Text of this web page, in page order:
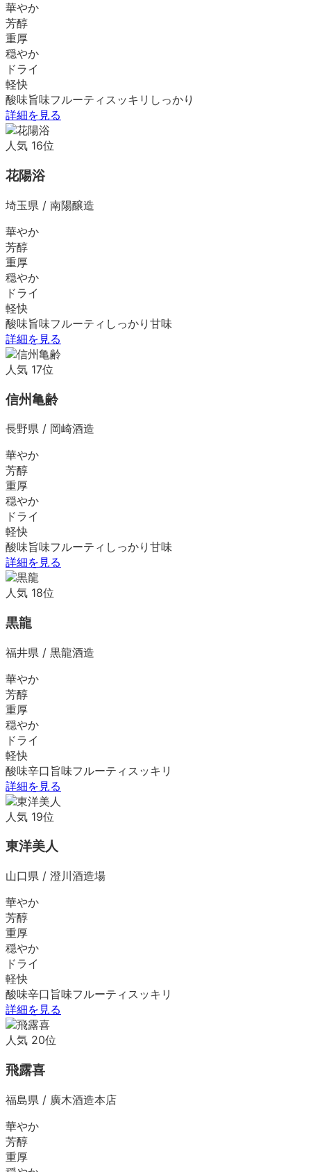
華やか
芳醇
重厚
穏やか
ドライ
軽快
酸味旨味フルーティ スッキリ しっかり
詳細を見る
人気 16位
花陽浴
埼玉県 / 南陽醸造
華やか
芳醇
重厚
穏やか
ドライ
軽快
酸味旨味フルーティ しっかり 甘味
詳細を見る
人気 17位
信州亀齢
長野県 / 岡崎酒造
華やか
芳醇
重厚
穏やか
ドライ
軽快
酸味旨味フルーティ しっかり 甘味
詳細を見る
人気 18位
黒龍
福井県 / 黒龍酒造
華やか
芳醇
重厚
穏やか
ドライ
軽快
酸味辛口 旨味フルーティ スッキリ
詳細を見る
人気 19位
東洋美人
山口県 / 澄川酒造場
華やか
芳醇
重厚
穏やか
ドライ
軽快
酸味辛口 旨味フルーティ スッキリ
詳細を見る
人気 20位
飛露喜
福島県 / 廣木酒造本店
華やか
芳醇
重厚